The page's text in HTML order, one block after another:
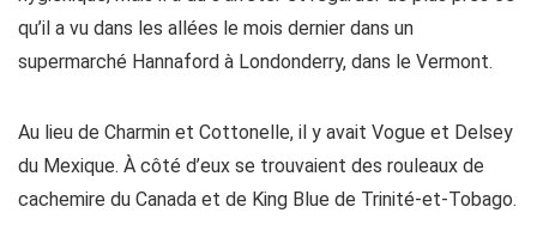
qu’il a vu dans les allées le mois dernier dans un
supermarché Hannaford à Londonderry, dans le Vermont.
Au lieu de Charmin et Cottonelle, il y avait Vogue et Delsey
du Mexique. À côté d’eux se trouvaient des rouleaux de
cachemire du Canada et de King Blue de Trinité-et-Tobago.